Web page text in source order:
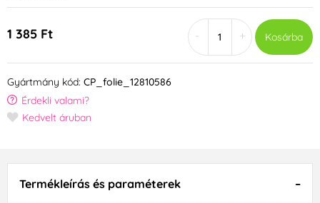
1 385 Ft + Kosárba
Gyártmány kód: CP_folie_12810586
Érdekli valami?
Kedvelt áruban
Termékleírás és paraméterek